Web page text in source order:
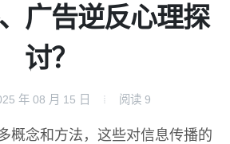
广告逆反心理探
讨？
年 08 月 15 日 阅读 9
概念和方法，这些对信息传播的